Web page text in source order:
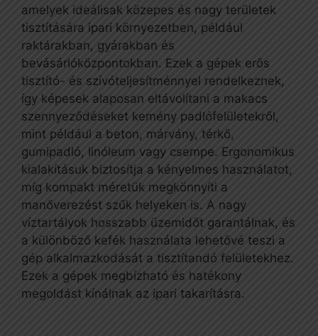
amelyek ideálisak közepes és nagy területek
tisztítására ipari környezetben, például
raktárakban, gyárakban és
bevásárlóközpontokban. Ezek a gépek erős
tisztító- és szívóteljesítménnyel rendelkeznek,
így képesek alaposan eltávolítani a makacs
szennyeződéseket kemény padlófelületekről,
mint például a beton, márvány, térkő,
gumipadló, linóleum vagy csempe. Ergonomikus
kialakításuk biztosítja a kényelmes használatot,
míg kompakt méretük megkönnyíti a
manőverezést szűk helyeken is. A nagy
víztartályok hosszabb üzemidőt garantálnak, és
a különböző kefék használata lehetővé teszi a
gép alkalmazkodását a tisztítandó felületekhez.
Ezek a gépek megbízható és hatékony
megoldást kínálnak az ipari takarításra.